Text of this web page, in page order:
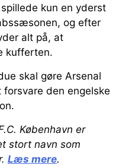
kun en yderst
og efter
alt på, at
kufferten.
skal gøre Arsenal
den engelske
København er
stort navn som
Læs mere.